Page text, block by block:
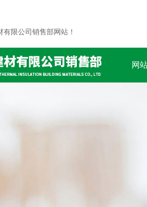
限公司销售部网站！
网